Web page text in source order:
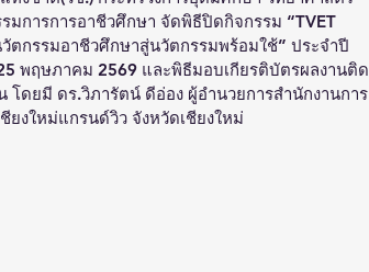
การการอาชีวศึกษา จัดพิธีปิดกิจกรรม “TVET
ตกรรมอาชีวศึกษาสู่นวัตกรรมพร้อมใช้” ประจำปี
พฤษภาคม 2569 และพิธีมอบเกียรติบัตรผลงานติด
โดยมี ดร.วิภารัตน์ ดีอ่อง ผู้อำนวยการสำนักงานการ
งใหม่แกรนด์วิว จังหวัดเชียงใหม่